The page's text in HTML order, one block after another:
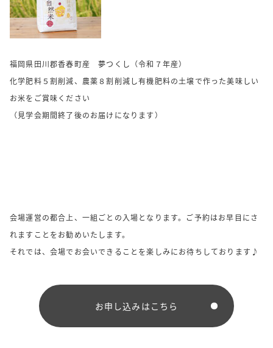
福岡県田川郡香春町産 夢つくし（令和７年産）
化学肥料５割削減、農薬８割削減し有機肥料の土壌で作った美味しい
お米をご賞味ください
（見学会期間終了後のお届けになります）
会場運営の都合上、一組ごとの入場となります。ご予約はお早目にさ
れますことをお勧めいたします。
それでは、会場でお会いできることを楽しみにお待ちしております♪
お申し込みはこちら